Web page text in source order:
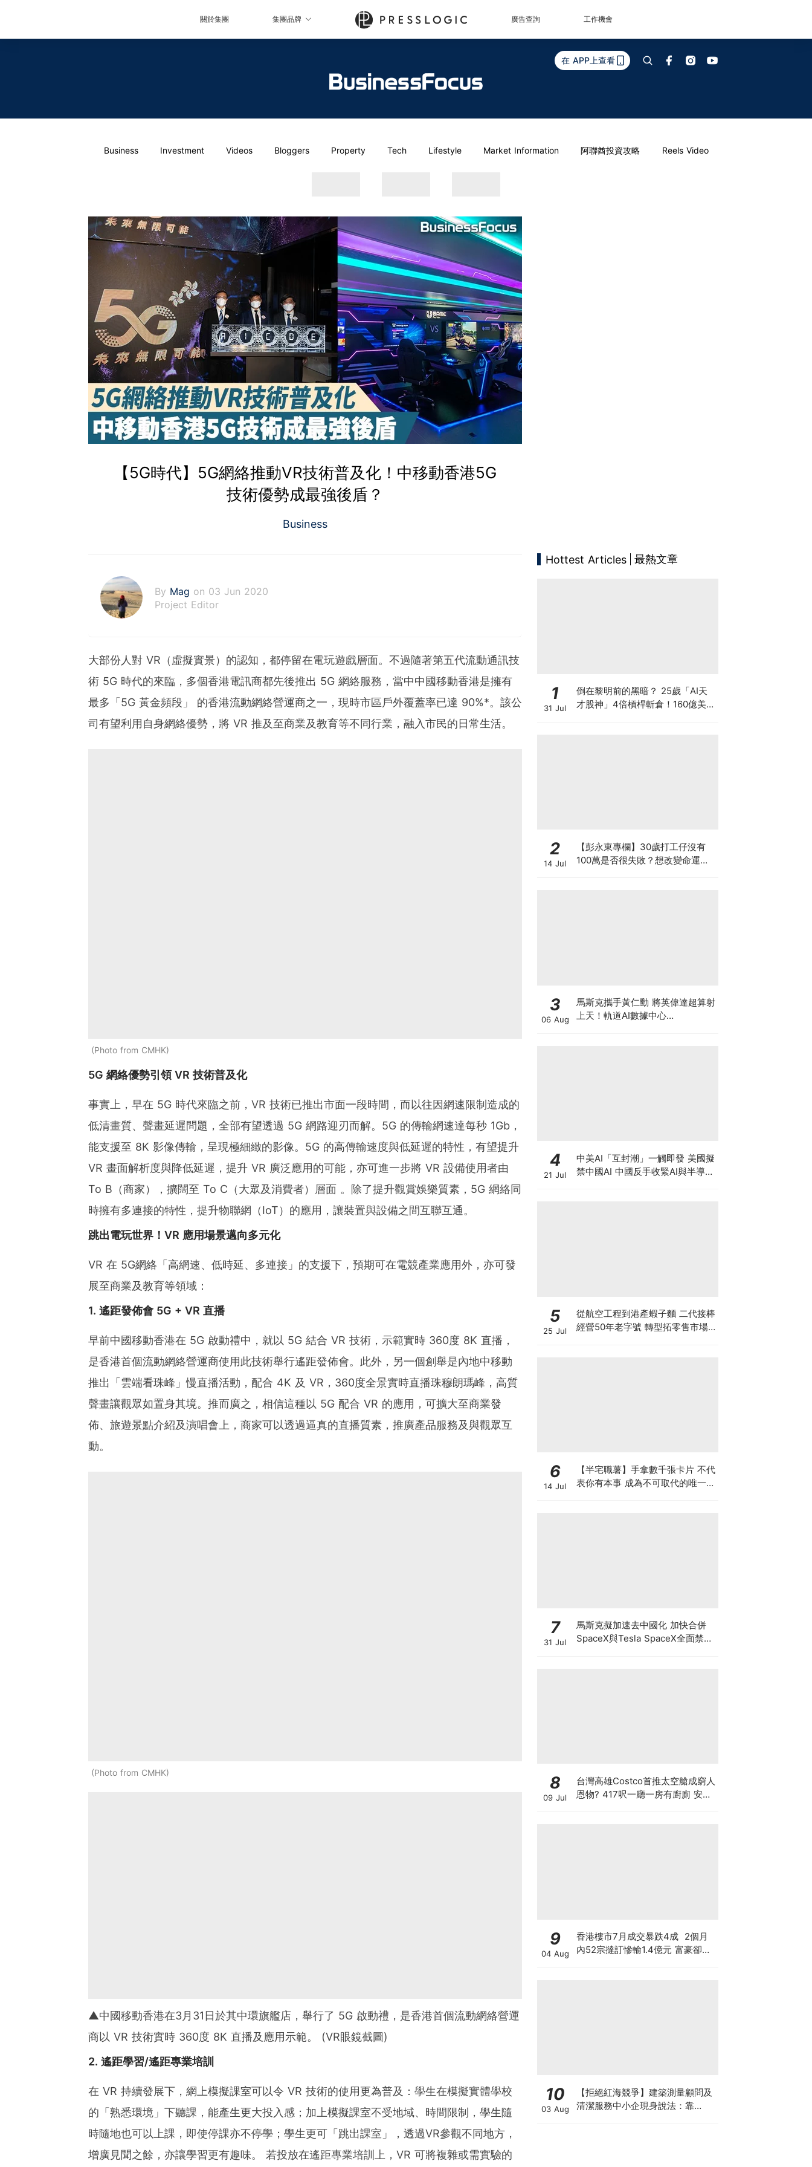
關於集團 集團品牌 廣告查詢 工作機會
在 APP上查看
Business Investment Videos Bloggers Property Tech Lifestyle Market Information 阿聯酋投資攻略 Reels Video
【5G時代】5G網絡推動VR技術普及化！中移動香港5G
技術優勢成最強後盾？
Business
By Mag on 03 Jun 2020
Project Editor
大部份人對 VR（虛擬實景）的認知，都停留在電玩遊戲層面。不過隨著第五代流動通訊技
術 5G 時代的來臨，多個香港電訊商都先後推出 5G 網絡服務，當中中國移動香港是擁有
最多「5G 黃金頻段」 的香港流動網絡營運商之一，現時市區戶外覆蓋率已達 90%*。該公
司有望利用自身網絡優勢，將 VR 推及至商業及教育等不同行業，融入市民的日常生活。
Photo from CMHK
5G 網絡優勢引領 VR 技術普及化
事實上，早在 5G 時代來臨之前，VR 技術已推出市面一段時間，而以往因網速限制造成的
低清畫質、聲畫延遲問題，全部有望透過 5G 網路迎刃而解。5G 的傳輸網速達每秒 1Gb，
能支援至 8K 影像傳輸，呈現極細緻的影像。5G 的高傳輸速度與低延遲的特性，有望提升
VR 畫面解析度與降低延遲，提升 VR 廣泛應用的可能，亦可進一步將 VR 設備使用者由
To B（商家），擴闊至 To C（大眾及消費者）層面 。除了提升觀賞娛樂質素，5G 網絡同
時擁有多連接的特性，提升物聯網（IoT）的應用，讓裝置與設備之間互聯互通。
跳出電玩世界！VR 應用場景邁向多元化
VR 在 5G網絡「高網速、低時延、多連接」的支援下，預期可在電競產業應用外，亦可發
展至商業及教育等領域：
1. 遙距發佈會 5G + VR 直播
早前中國移動香港在 5G 啟動禮中，就以 5G 結合 VR 技術，示範實時 360度 8K 直播，
是香港首個流動網絡營運商使用此技術舉行遙距發佈會。此外，另一個創舉是內地中移動
推出「雲端看珠峰」慢直播活動，配合 4K 及 VR，360度全景實時直播珠穆朗瑪峰，高質
聲畫讓觀眾如置身其境。推而廣之，相信這種以 5G 配合 VR 的應用，可擴大至商業發
佈、旅遊景點介紹及演唱會上，商家可以透過逼真的直播質素，推廣產品服務及與觀眾互
動。
Photo from CMHK
▲中國移動香港在3月31日於其中環旗艦店，舉行了 5G 啟動禮，是香港首個流動網絡營運
商以 VR 技術實時 360度 8K 直播及應用示範。 (VR眼鏡截圖)
2. 遙距學習/遙距專業培訓
在 VR 持續發展下，網上模擬課室可以令 VR 技術的使用更為普及：學生在模擬實體學校
的「熟悉環境」下聽課，能產生更大投入感；加上模擬課室不受地域、時間限制，學生隨
時隨地也可以上課，即使停課亦不停學；學生更可「跳出課室」，透過VR參觀不同地方，
增廣見聞之餘，亦讓學習更有趣味。 若投放在遙距專業培訓上，VR 可將複雜或需實驗的
Hottest Articles 最熱文章
1
31 Jul
倒在黎明前的黑暗？ 25歲「AI天
才股神」4倍槓桿斬倉！160億美元
2
14 Jul
【彭永東專欄】30歲打工仔沒有
100萬是否很失敗？想改變命運應
3
06 Aug
馬斯克攜手黃仁勳 將英偉達超算射
上天！軌道AI數據中心
4
21 Jul
中美AI「互封潮」一觸即發 美國擬
禁中國AI 中國反手收緊AI與半導體
5
25 Jul
從航空工程到港產蝦子麵 二代接棒
經營50年老字號 轉型拓零售市場
6
14 Jul
【半宅職薯】手拿數千張卡片 不代
表你有本事 成為不可取代的唯一中
7
31 Jul
馬斯克擬加速去中國化 加快合併
SpaceX與Tesla SpaceX全面禁止
8
09 Jul
台灣高雄Costco首推太空艙成窮人
恩物? 417呎一廳一房有廚廁 安樂
9
04 Aug
香港樓市7月成交暴跌4成 2個月
內52宗撻訂慘輸1.4億元 富豪卻擲
10
03 Aug
【拒絕紅海競爭】建築測量顧問及
清潔服務中小企現身說法：靠